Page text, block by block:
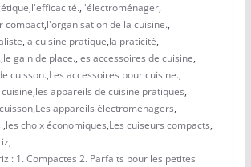
,l'efficacité.,l'électroménager,
compact,l'organisation de la cuisine.,
,la cuisine pratique,la praticité,
,le gain de place.,les accessoires de cuisine,
cuisson.,Les accessoires pour cuisine.,
,les appareils de cuisine pratiques,
,Les appareils électroménagers,
,les choix économiques,Les cuiseurs compacts,
,
: 1. Compactes 2. Parfaits pour les petites